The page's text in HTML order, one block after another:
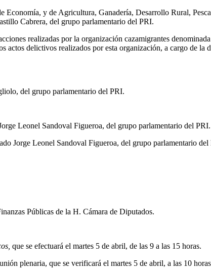
Economía, y de Agricultura, Ganadería, Desarrollo Rural,
Cabrera, del grupo parlamentario del PRI.
realizadas por la organización cazamigrantes
actos delictivos realizados por esta organización, a cargo de
del grupo parlamentario del PRI.
Leonel Sandoval Figueroa, del grupo parlamentario del PRI.
Jorge Leonel Sandoval Figueroa, del grupo parlamentario del
Públicas de la H. Cámara de Diputados.
que se efectuará el martes 5 de abril, de las 9 a las 15 horas.
plenaria, que se verificará el martes 5 de abril, a las 10